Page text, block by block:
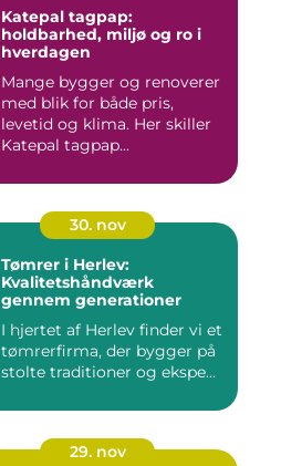
Katepal tagpap:
holdbarhed, miljø og ro i
hverdagen
Mange bygger og renoverer
med blik for både pris,
levetid og klima. Her skiller
Katepal tagpap...
30. nov
Tømrer i Herlev:
Kvalitetshåndværk
gennem generationer
I hjertet af Herlev finder vi et
tømrerfirma, der bygger på
stolte traditioner og ekspe...
29. nov